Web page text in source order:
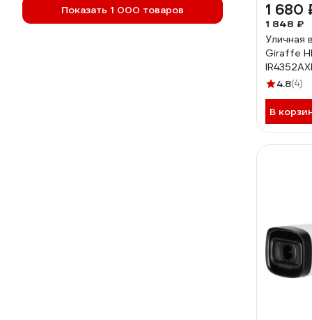
Показать 1 000 товаров 1 680
1 848 ₽
Уличная
Giraffe
4.8(4)
В